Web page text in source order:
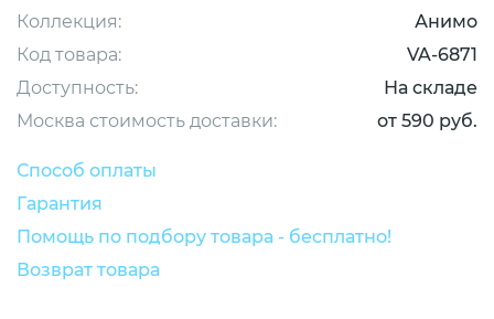
Коллекция:
Анимо
Код товара:
VA-6871
Доступность:
На складе
Москва стоимость доставки:
от 590 руб.
Способ оплаты
Гарантия
Помощь по подбору товара - бесплатно!
Возврат товара